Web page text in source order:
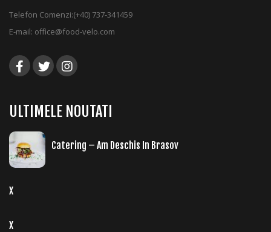
Telefon Comenzi:(+40) 737-341459
E-mail: office@food-velo.com
ULTIMELE NOUTATI
Catering – Am Deschis In Brasov
X
X